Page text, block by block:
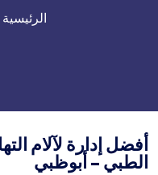
الرئيسية
أفضل إدارة لآلام
الطبي – أبوظبي